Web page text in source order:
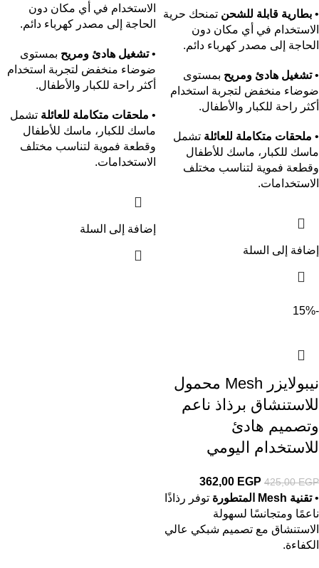
• بطارية قابلة للشحن تمنحك حرية
الاستخدام في أي مكان دون
الحاجة إلى مصدر كهرباء دائم.
•تشغيل هادئ ومريح بمستوى
ضوضاء منخفض لتجربة استخدام
أكثر راحة للكبار والأطفال.
• ملحقات متكاملة للعائلة تشمل
ماسك للكبار، ماسك للأطفال
وقطعة فموية لتناسب مختلف
الاستخدامات.
إضافة إلى السلة
الاستخدام في أي مكان دون
الحاجة إلى مصدر كهرباء دائم.
•تشغيل هادئ ومريح بمستوى
ضوضاء منخفض لتجربة استخدام
أكثر راحة للكبار والأطفال.
• ملحقات متكاملة للعائلة تشمل
ماسك للكبار، ماسك للأطفال
وقطعة فموية لتناسب مختلف
الاستخدامات.
إضافة إلى السلة
-15%
نيبولايزر Mesh محمول
للاستنشاق برذاذ ناعم
وتصميم هادئ
للاستخدام اليومي
425,00EGP
362,00 EGP
•تقنية Mesh المتطورة
توفر رذاذًا
ناعمًا ومتجانسًا لسهولة
الاستنشاق مع تصميم شبكي عالي
الكفاءة.